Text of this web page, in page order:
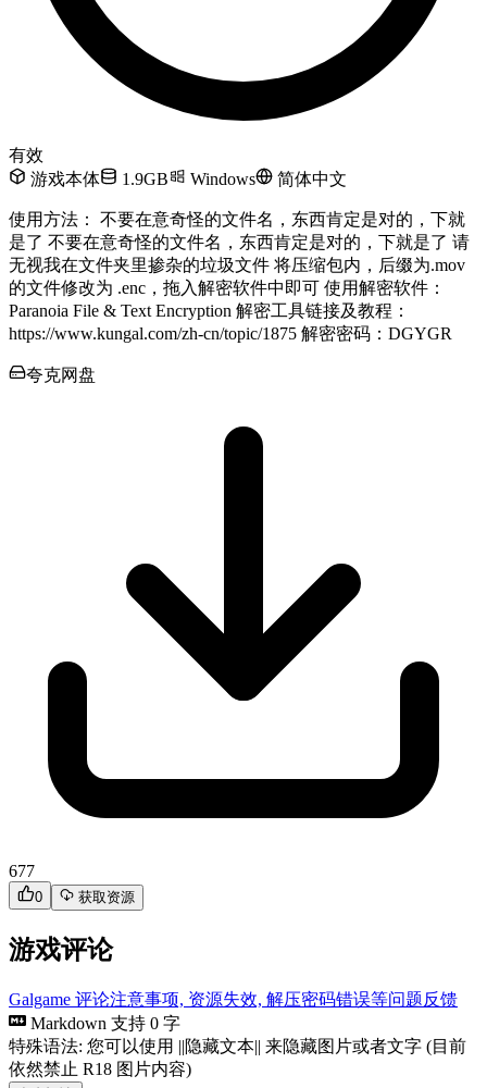
有效
游戏本体
1.9GB Windows 简体中文
使用方法： 不要在意奇怪的文件名，东西肯定是对的，下就
是了 不要在意奇怪的文件名，东西肯定是对的，下就是了 请
无视我在文件夹里掺杂的垃圾文件 将压缩包内，后缀为.mov
的文件修改为 .enc，拖入解密软件中即可 使用解密软件：
Paranoia File & Text Encryption 解密工具链接及教程：
https://www.kungal.com/zh-cn/topic/1875 解密密码：DGYGR
夸克网盘
677
0 获取资源
游戏评论
Galgame 评论注意事项, 资源失效, 解压密码错误等问题反馈
Markdown 支持 0 字
特殊语法: 您可以使用 ||隐藏文本|| 来隐藏图片或者文字 (目前
依然禁止 R18 图片内容)